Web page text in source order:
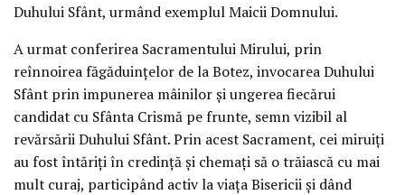
Duhului Sfânt, urmând exemplul Maicii Domnului.
A urmat conferirea Sacramentului Mirului, prin
reînnoirea făgăduințelor de la Botez, invocarea Duhului
Sfânt prin impunerea mâinilor și ungerea fiecărui
candidat cu Sfânta Crismă pe frunte, semn vizibil al
revărsării Duhului Sfânt. Prin acest Sacrament, cei miruiți
au fost întăriți în credință și chemați să o trăiască cu mai
mult curaj, participând activ la viața Bisericii și dând